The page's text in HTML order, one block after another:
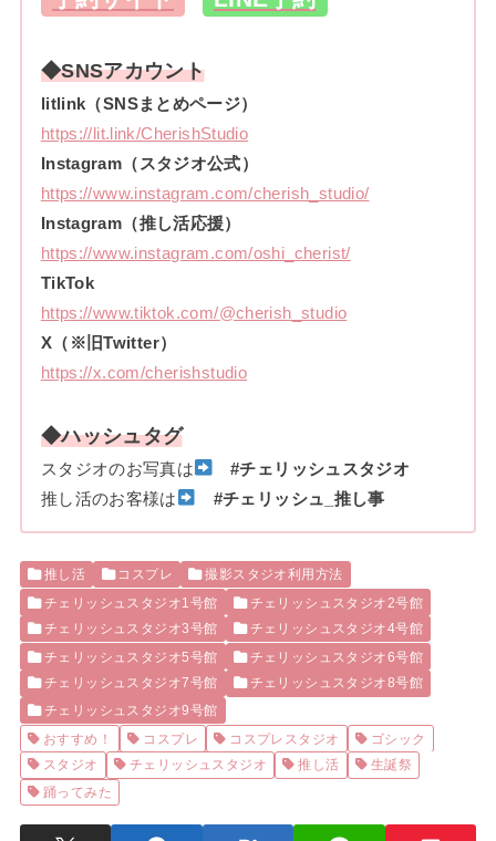
◆SNSアカウント
litlink（SNSまとめページ）
https://lit.link/CherishStudio
Instagram（スタジオ公式）
https://www.instagram.com/cherish_studio/
Instagram（推し活応援）
https://www.instagram.com/oshi_cherist/
TikTok
https://www.tiktok.com/@cherish_studio
X（※旧Twitter）
https://x.com/cherishstudio
◆ハッシュタグ
スタジオのお写真は
#チェリッシュスタジオ
推し活のお客様は
#チェリッシュ_推し事
推し活 コスプレ
撮影スタジオ利用方法
チェリッシュスタジオ1号館
チェリッシュスタジオ2号館
チェリッシュスタジオ3号館
チェリッシュスタジオ4号館
チェリッシュスタジオ5号館
チェリッシュスタジオ6号館
チェリッシュスタジオ7号館
チェリッシュスタジオ8号館
チェリッシュスタジオ9号館
おすすめ！
コスプレ コスプレスタジオ
ゴシック
スタジオ
チェリッシュスタジオ 推し活
生誕祭
踊ってみた